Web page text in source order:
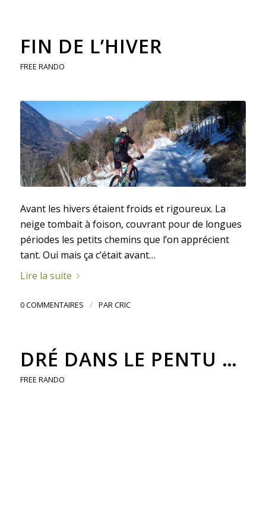
FIN DE L’HIVER
FREE RANDO
Avant les hivers étaient froids et rigoureux. La
neige tombait à foison, couvrant pour de longues
périodes les petits chemins que l’on apprécient
tant. Oui mais ça c’était avant…
Lire la suite
0 COMMENTAIRES / PARCRIC
DRÉ DANS LE PENTU …
FREE RANDO